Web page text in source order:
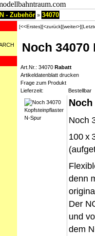
N - Zubehör » 34070
[<<Erstes][<zurück][weiter>]
Noch
Art.Nr.: 34070 Rabatt
Artikeldatenblatt drucken
Frage zum Produkt
Lieferzeit:
Bestellbar
Noch
100 x
denn
Der
und
dem